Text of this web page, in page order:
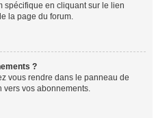
spécifique en cliquant sur le lien
la page du forum.
?
vous rendre dans le panneau de
vers vos abonnements.